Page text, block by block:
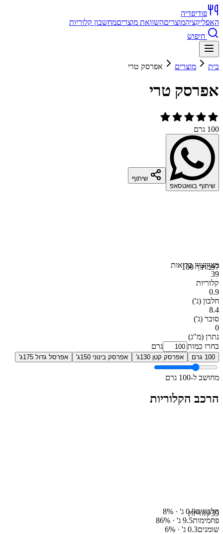
פודיפדיה
האפליקציהמוצריםהשוואת מוצריםמחשבון קלוריות
חיפוש
בית מוצרים אפרסק טרי
אפרסק טרי
100 גרם
שיתוף בוואטסאפ
שיתוף
97מתוך 100מצויןציון בריאות
39
קלוריות
0.9
חלבון (ג')
8.4
סוכר (ג')
0
נתרן (מ"ג)
בחרו כמות
גרם
100 גרם אפרסק קטן 130ג' אפרסק בינוני 150ג' אפרסל גדול 175ג'
מחושב ל-100 גרם
הרכב הקלוריות
39קלוריות
חלבונים0.9 ג' · 8%
פחמימות9.5 ג' · 86%
שומנים0.3 ג' · 6%